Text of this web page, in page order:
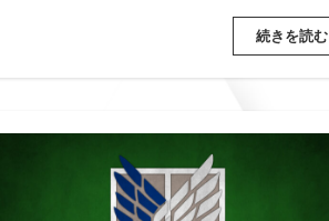
続きを読む